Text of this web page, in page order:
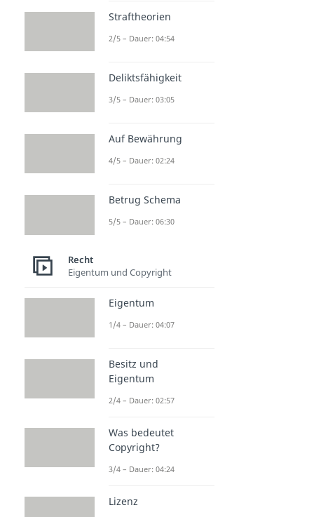
Straftheorien
2/5 – Dauer: 04:54
Deliktsfähigkeit
3/5 – Dauer: 03:05
Auf Bewährung
4/5 – Dauer: 02:24
Betrug Schema
5/5 – Dauer: 06:30
Recht
Eigentum und Copyright
Eigentum
1/4 – Dauer: 04:07
Besitz und
Eigentum
2/4 – Dauer: 02:57
Was bedeutet
Copyright?
3/4 – Dauer: 04:24
Lizenz